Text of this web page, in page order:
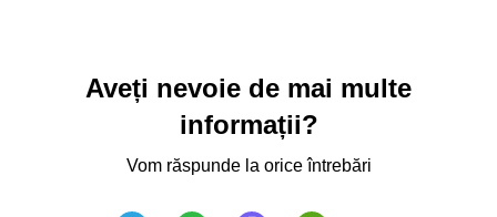
Aveți nevoie de mai multe
informații?
Vom răspunde la orice întrebări